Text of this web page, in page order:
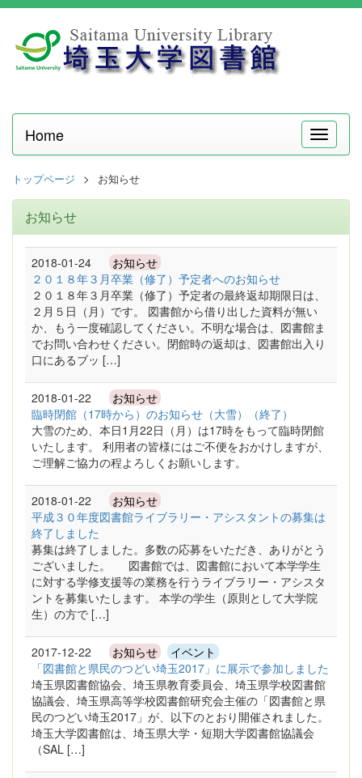
メ
ニ
Home
トップページ お知らせ
お知らせ
2018-01-24 お知らせ
２０１８年３月卒業（修了）予定者へのお知らせ
２０１８年３月卒業（修了）予定者の最終返却期限日は、
２月５日（月）です。 図書館から借り出した資料が無い
か、もう一度確認してください。不明な場合は、図書館ま
でお問い合わせください。閉館時の返却は、図書館出入り
口にあるブッ […]
2018-01-22 お知らせ
臨時閉館（17時から）のお知らせ（大雪）（終了）
大雪のため、本日1月22日（月）は17時をもって臨時閉館
いたします。 利用者の皆様にはご不便をおかけしますが、
ご理解ご協力の程よろしくお願いします。
2018-01-22 お知らせ
平成３０年度図書館ライブラリー・アシスタントの募集は
終了しました
募集は終了しました。多数の応募をいただき、ありがとう
ございました。 図書館では、図書館において本学学生
に対する学修支援等の業務を行うライブラリー・アシスタ
ントを募集いたします。 本学の学生（原則として大学院
生）の方で […]
2017-12-22 お知らせ イベント
「図書館と県民のつどい埼玉2017」に展示で参加しました
埼玉県図書館協会、埼玉県教育委員会、埼玉県学校図書館
協議会、埼玉県高等学校図書館研究会主催の「図書館と県
民のつどい埼玉2017」が、以下のとおり開催されました。
埼玉大学図書館は、埼玉県大学・短期大学図書館協議会
（SAL […]